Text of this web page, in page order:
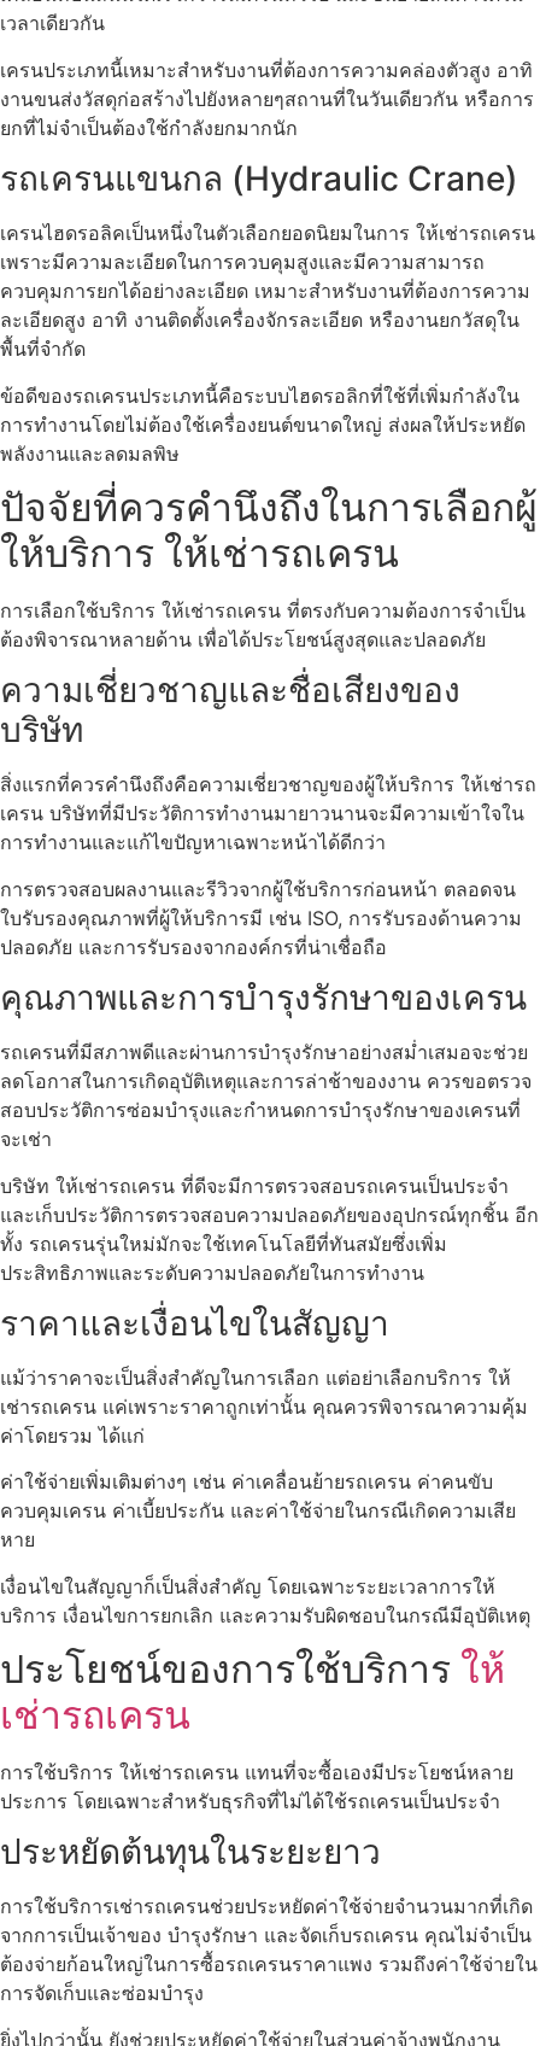
เวลาเดียวกัน
เครนประเภทนี้เหมาะสำหรับงานที่ต้องการความคล่องตัวสูง อาทิ
งานขนส่งวัสดุก่อสร้างไปยังหลายๆสถานที่ในวันเดียวกัน หรือการ
ยกที่ไม่จำเป็นต้องใช้กำลังยกมากนัก
รถเครนแขนกล (Hydraulic Crane)
เครนไฮดรอลิคเป็นหนึ่งในตัวเลือกยอดนิยมในการ ให้เช่ารถเครน
เพราะมีความละเอียดในการควบคุมสูงและมีความสามารถ
ควบคุมการยกได้อย่างละเอียด เหมาะสำหรับงานที่ต้องการความ
ละเอียดสูง อาทิ งานติดตั้งเครื่องจักรละเอียด หรืองานยกวัสดุใน
พื้นที่จำกัด
ข้อดีของรถเครนประเภทนี้คือระบบไฮดรอลิกที่ใช้ที่เพิ่มกำลังใน
การทำงานโดยไม่ต้องใช้เครื่องยนต์ขนาดใหญ่ ส่งผลให้ประหยัด
พลังงานและลดมลพิษ
ปัจจัยที่ควรคำนึงถึงในการเลือกผู้
ให้บริการ ให้เช่ารถเครน
การเลือกใช้บริการ ให้เช่ารถเครน ที่ตรงกับความต้องการจำเป็น
ต้องพิจารณาหลายด้าน เพื่อได้ประโยชน์สูงสุดและปลอดภัย
ความเชี่ยวชาญและชื่อเสียงของ
บริษัท
สิ่งแรกที่ควรคำนึงถึงคือความเชี่ยวชาญของผู้ให้บริการ ให้เช่ารถ
เครน บริษัทที่มีประวัติการทำงานมายาวนานจะมีความเข้าใจใน
การทำงานและแก้ไขปัญหาเฉพาะหน้าได้ดีกว่า
การตรวจสอบผลงานและรีวิวจากผู้ใช้บริการก่อนหน้า ตลอดจน
ใบรับรองคุณภาพที่ผู้ให้บริการมี เช่น ISO, การรับรองด้านความ
ปลอดภัย และการรับรองจากองค์กรที่น่าเชื่อถือ
คุณภาพและการบำรุงรักษาของเครน
รถเครนที่มีสภาพดีและผ่านการบำรุงรักษาอย่างสม่ำเสมอจะช่วย
ลดโอกาสในการเกิดอุบัติเหตุและการล่าช้าของงาน ควรขอตรวจ
สอบประวัติการซ่อมบำรุงและกำหนดการบำรุงรักษาของเครนที่
จะเช่า
บริษัท ให้เช่ารถเครน ที่ดีจะมีการตรวจสอบรถเครนเป็นประจำ
และเก็บประวัติการตรวจสอบความปลอดภัยของอุปกรณ์ทุกชิ้น อีก
ทั้ง รถเครนรุ่นใหม่มักจะใช้เทคโนโลยีที่ทันสมัยซึ่งเพิ่ม
ประสิทธิภาพและระดับความปลอดภัยในการทำงาน
ราคาและเงื่อนไขในสัญญา
แม้ว่าราคาจะเป็นสิ่งสำคัญในการเลือก แต่อย่าเลือกบริการ ให้
เช่ารถเครน แค่เพราะราคาถูกเท่านั้น คุณควรพิจารณาความคุ้ม
ค่าโดยรวม ได้แก่
ค่าใช้จ่ายเพิ่มเติมต่างๆ เช่น ค่าเคลื่อนย้ายรถเครน ค่าคนขับ
ควบคุมเครน ค่าเบี้ยประกัน และค่าใช้จ่ายในกรณีเกิดความเสีย
หาย
เงื่อนไขในสัญญาก็เป็นสิ่งสำคัญ โดยเฉพาะระยะเวลาการให้
บริการ เงื่อนไขการยกเลิก และความรับผิดชอบในกรณีมีอุบัติเหตุ
ประโยชน์ของการใช้บริการ ให้
เช่ารถเครน
การใช้บริการ ให้เช่ารถเครน แทนที่จะซื้อเองมีประโยชน์หลาย
ประการ โดยเฉพาะสำหรับธุรกิจที่ไม่ได้ใช้รถเครนเป็นประจำ
ประหยัดต้นทุนในระยะยาว
การใช้บริการเช่ารถเครนช่วยประหยัดค่าใช้จ่ายจำนวนมากที่เกิด
จากการเป็นเจ้าของ บำรุงรักษา และจัดเก็บรถเครน คุณไม่จำเป็น
ต้องจ่ายก้อนใหญ่ในการซื้อรถเครนราคาแพง รวมถึงค่าใช้จ่ายใน
การจัดเก็บและซ่อมบำรุง
ยิ่งไปกว่านั้น ยังช่วยประหยัดค่าใช้จ่ายในส่วนค่าจ้างพนักงาน